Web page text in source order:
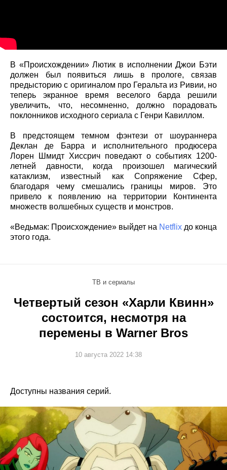
В «Происхождении» Лютик в исполнении Джои Бэти
должен был появиться лишь в прологе, связав
предысторию с оригиналом про Геральта из Ривии, но
теперь экранное время веселого барда решили
увеличить, что, несомненно, должно порадовать
поклонников исходного сериала с Генри Кавиллом.
В предстоящем темном фэнтези от шоураннера
Деклан де Барра и исполнительного продюсера
Лорен Шмидт Хиссрич поведают о событиях 1200-
летней давности, когда произошел магический
катаклизм, известный как Сопряжение Сфер,
благодаря чему смешались границы миров. Это
привело к появлению на территории Континента
множеств волшебных существ и монстров.
«Ведьмак: Происхождение» выйдет на Netflix до конца
этого года.
ТВ и сериалы
Четвертый сезон «Харли Квинн»
состоится, несмотря на
перемены в Warner Bros
10 августа 2022 14:38
Доступны названия серий.